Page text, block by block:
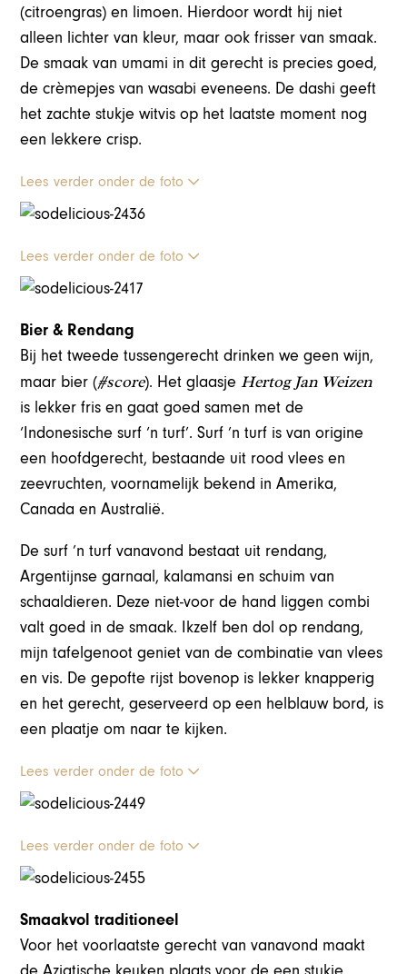
(citroengras) en limoen. Hierdoor wordt hij niet
alleen lichter van kleur, maar ook frisser van smaak.
De smaak van umami in dit gerecht is precies goed,
de crèmepjes van wasabi eveneens. De dashi geeft
het zachte stukje witvis op het laatste moment nog
een lekkere crisp.
Lees verder onder de foto
Lees verder onder de foto
Bier & Rendang
Bij het tweede tussengerecht drinken we geen wijn,
maar bier (#score). Het glaasjeHertog Jan Weizen
is lekker fris en gaat goed samen met de
‘Indonesische surf ‘n turf’. Surf ’n turf is van origine
een hoofdgerecht, bestaande uit rood vlees en
zeevruchten, voornamelijk bekend in Amerika,
Canada en Australië.
De surf ’n turf vanavond bestaat uit rendang,
Argentijnse garnaal, kalamansi en schuim van
schaaldieren. Deze niet-voor de hand liggen combi
valt goed in de smaak. Ikzelf ben dol op rendang,
mijn tafelgenoot geniet van de combinatie van vlees
en vis. De gepofte rijst bovenop is lekker knapperig
en het gerecht, geserveerd op een helblauw bord, is
een plaatje om naar te kijken.
Lees verder onder de foto
Lees verder onder de foto
Smaakvol traditioneel
Voor het voorlaatste gerecht van vanavond maakt